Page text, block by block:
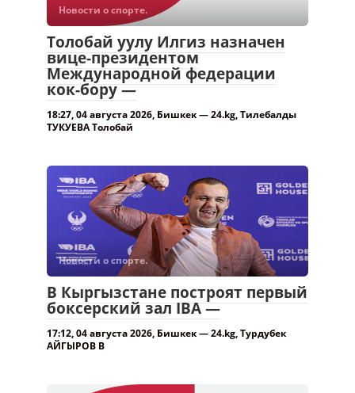
18:27, 04 августа 2026, Бишкек — 24.kg, Тилебалды
ТУКУЕВА Толобай
В Кыргызстане построят первый
боксерский зал IBA —
17:12, 04 августа 2026, Бишкек — 24.kg, Турдубек